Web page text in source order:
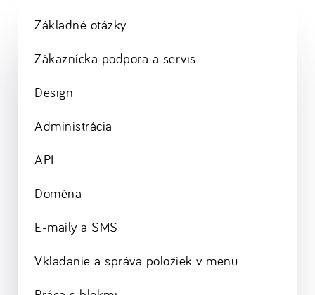
Základné otázky
Zákaznícka podpora a servis
Design
Administrácia
API
Doména
E-maily a SMS
Vkladanie a správa položiek v menu